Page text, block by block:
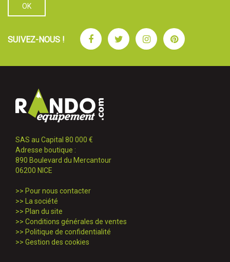
SUIVEZ-NOUS ! FacebookTwitterInstagramPinterest
SAS au Capital 80 000 €
Adresse boutique :
890 Boulevard du Mercantour
06200 NICE
>> Pour nous contacter
>>
La société
>> Plan du site
>> Conditions générales de ventes
>> Politique de confidentialité
>> Gestion des cookies